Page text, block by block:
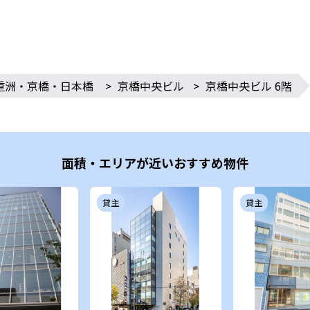
洲・京橋・日本橋 > 京橋中央ビル > 京橋中央ビル 6階
面積・エリアが近いおすすめ物件
貸主 貸主